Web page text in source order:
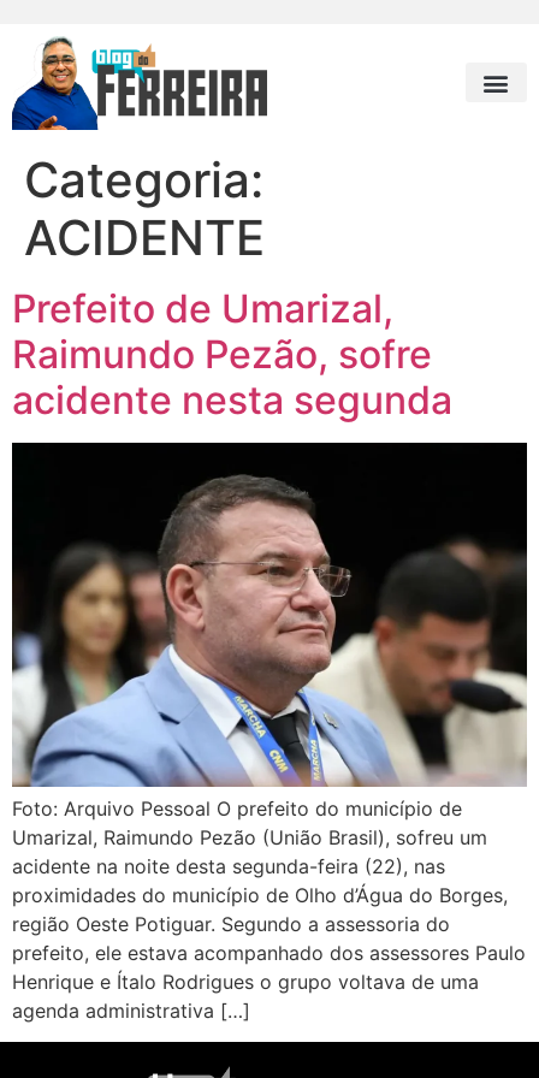
Categoria:
ACIDENTE
Prefeito de Umarizal,
Raimundo Pezão, sofre
acidente nesta segunda
Foto: Arquivo Pessoal O prefeito do município de
Umarizal, Raimundo Pezão (União Brasil), sofreu um
acidente na noite desta segunda-feira (22), nas
proximidades do município de Olho d’Água do Borges,
região Oeste Potiguar. Segundo a assessoria do
prefeito, ele estava acompanhado dos assessores Paulo
Henrique e Ítalo Rodrigues o grupo voltava de uma
agenda administrativa […]